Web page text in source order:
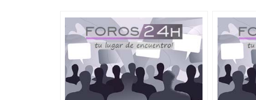
包括：会计学、MBA、财务、教育、建筑工
术、电子工程、天文学、农业、环境污染控
科学、机械工程、航天工程、土木工程、数
工程、计算机科学、物理学、人工智能、
出操作方案； 2、补充毕业证成绩单等相关
司人员陪同客户本人一起去留服递交材料；
到结果，付余款。 我们对海外大学及学院的
印，阴影底纹，钢印LOGO烫金烫银，